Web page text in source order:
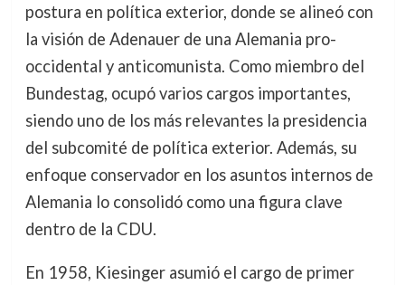
postura en política exterior, donde se alineó con
la visión de Adenauer de una Alemania pro-
occidental y anticomunista. Como miembro del
Bundestag, ocupó varios cargos importantes,
siendo uno de los más relevantes la presidencia
del subcomité de política exterior. Además, su
enfoque conservador en los asuntos internos de
Alemania lo consolidó como una figura clave
dentro de la CDU.
En 1958, Kiesinger asumió el cargo de primer